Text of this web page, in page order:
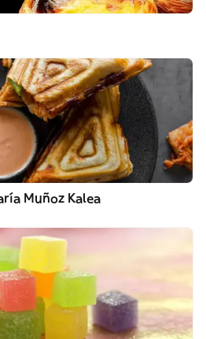
Muñoz Kalea